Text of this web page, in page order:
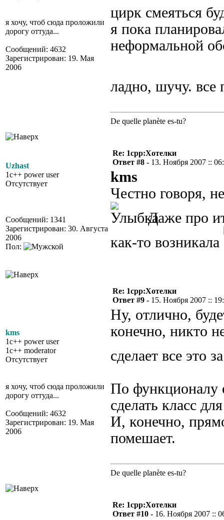
я хочу, чтоб сюда проложили
дорогу оттуда...
Сообщений: 4632
Зарегистрирован: 19. Мая
2006
цирк смеяться
я пока
неформальной
ладно, шучу. все
De quelle planète es-tu?
Uzhast
1c++ power user
Отсутствует
Сообщений: 1341
Зарегистрирован: 30. Августа
2006
Пол:
Re: 1cpp:Хотелки
Ответ #8 - 13. Ноября 2007 ::
kms
Честно говоря,
Даже про
как-то возникала
kms
1c++ power user
1c++ moderator
Отсутствует
я хочу, чтоб сюда проложили
дорогу оттуда...
Сообщений: 4632
Зарегистрирован: 19. Мая
2006
Re: 1cpp:Хотелки
Ответ #9 - 15. Ноября 2007 ::
Ну, отлично,
конечно, никто
сделает все это
По функционалу
сделать класс
И, конечно,
помешает.
De quelle planète es-tu?
Re: 1cpp:Хотелки
Ответ #10 - 16. Ноября 2007 ::